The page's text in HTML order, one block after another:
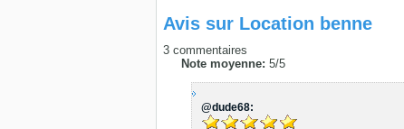
Avis sur Location benne
3 commentaires
Note moyenne: 5/5
@dude68: